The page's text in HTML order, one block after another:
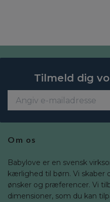
Tilmeld dig
Om os
Babylove er en svensk
kærlighed til børn. Vi skaber
ønsker og præferencer. Vi
dimensioner, som du kan